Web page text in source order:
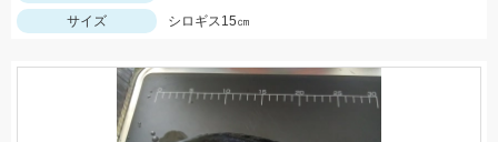
サイズ
シロギス15㎝